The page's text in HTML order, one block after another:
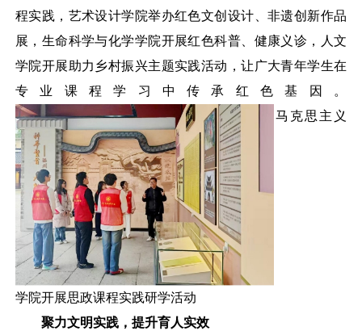
程实践，艺术设计学院举办红色文创 设计、 非遗创新作品
展，生命科学与化学学院开展红色科普、健康义诊，人文
学院开展助力乡村振兴主题实践活动，让广大青年学生在
专业课程学习中传承红色基因。
马克思主义
学院开展思政课程实践研学活动
聚力文明实践，提升育人实效